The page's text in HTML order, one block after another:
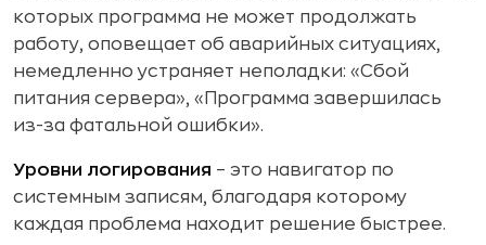
которых программа не может продолжать
работу, оповещает об аварийных ситуациях,
немедленно устраняет неполадки: «Сбой
питания сервера», «Программа завершилась
из-за фатальной ошибки».
Уровни логирования – это навигатор по
системным записям, благодаря которому
каждая проблема находит решение быстрее.